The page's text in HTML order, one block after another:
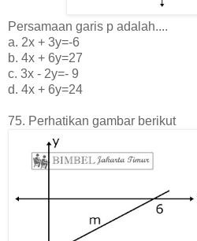
Persamaan garis p adalah....
a. 2x + 3y=-6
b. 4x + 6y=27
c. 3x - 2y=- 9
d. 4x + 6y=24
75. Perhatikan gambar berikut